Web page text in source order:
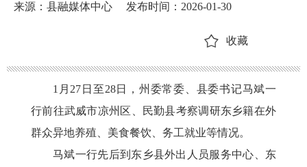
来源：县融媒体中心 发布时间：2026-01-30
收藏
1月27日至28日，州委常委、县委书记马斌一
行前往武威市凉州区、民勤县考察调研东乡籍在外
群众异地养殖、美食餐饮、务工就业等情况。
马斌一行先后到东乡县外出人员服务中心、东